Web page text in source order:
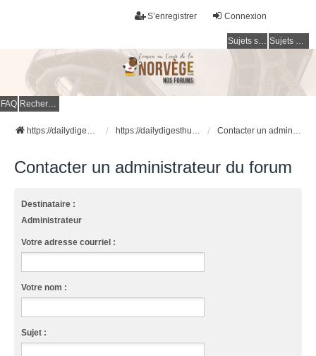
Connexion
S’enregistrer
Sujets sans réponse Sujets actifs
FAQ Rechercher
https://dailydigesthub.com https://dailydigesthub.com Contacter un administrateur du forum
Contacter un administrateur du forum
Destinataire :
Administrateur
Votre adresse courriel :
Votre nom :
Sujet :